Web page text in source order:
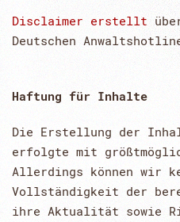
Disclaimer erstellt
Deutschen
Haftung für Inhalte
Die Erstellung der
erfolgte mit
Allerdings können wir
Vollständigkeit der
ihre Aktualität sowie